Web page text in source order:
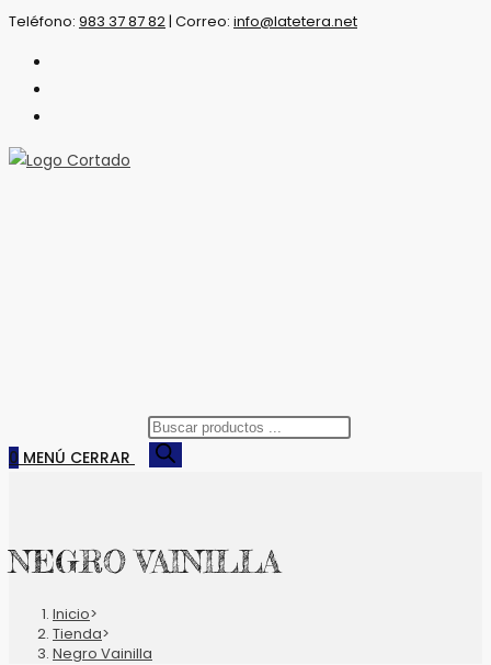
Saltar
Teléfono: 983 37 87 82| Correo: info@latetera.net
0 MENÚ CERRAR
Búsqueda
de
NEGRO VAINILLA
Inicio>
Tienda>
Negro Vainilla